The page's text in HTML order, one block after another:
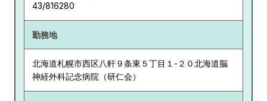
43/816280
勤務地
北海道札幌市西区八軒９条東５丁目１-２０北海道脳
神経外科記念病院（研仁会）